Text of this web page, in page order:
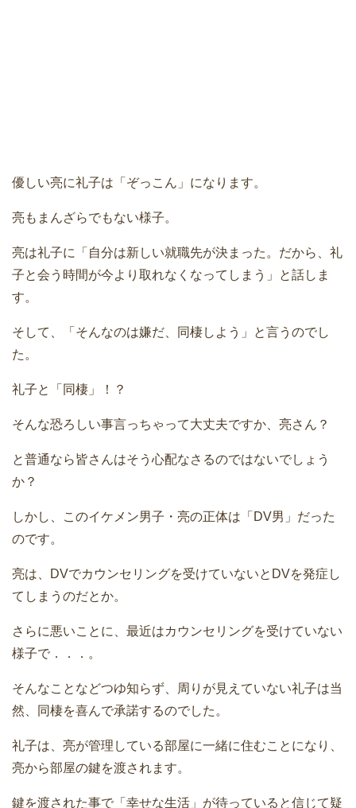
優しい亮に礼子は「ぞっこん」になります。
亮もまんざらでもない様子。
亮は礼子に「自分は新しい就職先が決まった。だから、礼
子と会う時間が今より取れなくなってしまう」と話しま
す。
そして、「そんなのは嫌だ、同棲しよう」と言うのでし
た。
礼子と「同棲」！？
そんな恐ろしい事言っちゃって大丈夫ですか、亮さん？
と普通なら皆さんはそう心配なさるのではないでしょう
か？
しかし、このイケメン男子・亮の正体は「DV男」だった
のです。
亮は、DVでカウンセリングを受けていないとDVを発症し
てしまうのだとか。
さらに悪いことに、最近はカウンセリングを受けていない
様子で．．．。
そんなことなどつゆ知らず、周りが見えていない礼子は当
然、同棲を喜んで承諾するのでした。
礼子は、亮が管理している部屋に一緒に住むことになり、
亮から部屋の鍵を渡されます。
鍵を渡された事で「幸せな生活」が待っていると信じて疑